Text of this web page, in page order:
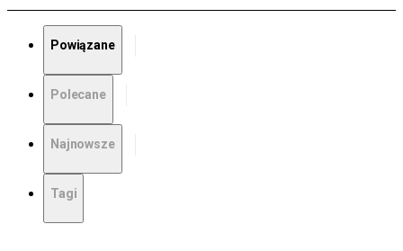
Powiązane
Polecane
Najnowsze
Tagi